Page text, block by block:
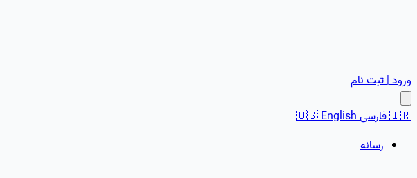
ورود | ثبت نام
🇮🇷فارسی 🇺🇸English
رسانه